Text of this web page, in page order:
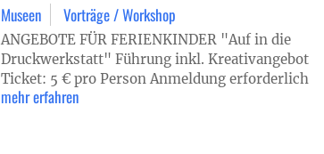
Museen
Vorträge / Workshop
ANGEBOTE FÜR FERIENKINDER "Auf in die
Druckwerkstatt" Führung inkl. Kreativangebot
Ticket: 5 € pro Person Anmeldung erforderlich
mehr erfahren